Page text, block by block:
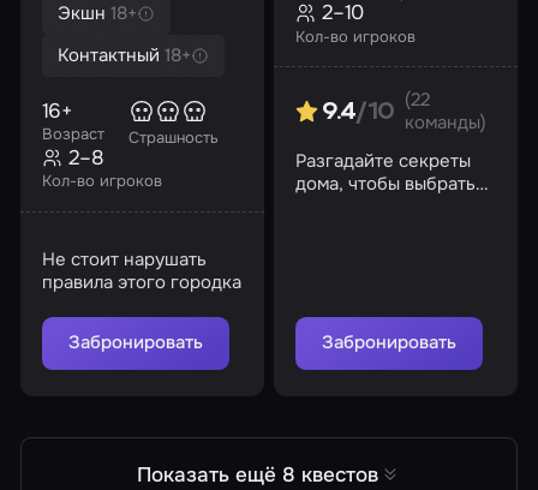
Экшн 18+
Контактный 18+
Возраст
16+
Страшность
Кол-во игроков
2–8
Не стоит нарушать
правила этого городка
Забронировать
Кол-во игроков
2–10
9.4/10
(22
команды)
Разгадайте секреты
дома, чтобы выбраться
Забронировать
Показать ещё 8 квестов